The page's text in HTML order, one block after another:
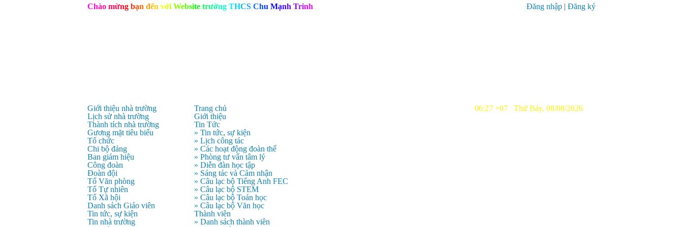
Chào mừng bạn đến với Website trường THCS Chu Mạnh Trinh Đăng nhập | Đăng ký
Giới thiệu nhà trường
Lịch sử nhà trường
Thành tích nhà trường
Gương mặt tiêu biểu
Tổ chức
Chi bộ đảng
Ban giám hiệu
Công đoàn
Đoàn đội
Tổ Văn phòng
Tổ Tự nhiên
Tổ Xã hội
Danh sách Giáo viên
Tin tức, sự kiện
Tin nhà trường
Trang chủ
Giới thiệu
Tin Tức
» Tin tức, sự kiện
» Lịch công tác
» Các hoạt động đoàn thể
» Phòng tư vấn tâm lý
» Diễn đàn học tập
» Sáng tác và Cảm nhận
» Câu lạc bộ Tiếng Anh FEC
» Câu lạc bộ STEM
» Câu lạc bộ Toán học
» Câu lạc bộ Văn học
Thành viên
» Danh sách thành viên
06:27 +07 Thứ Bảy, 08/08/2026